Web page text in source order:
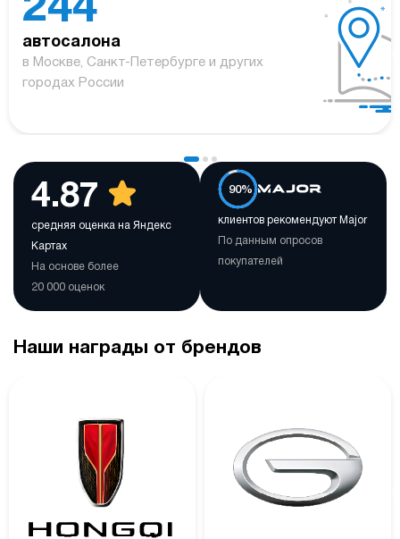
244
автосалона
в Москве, Санкт-Петербурге и других
городах России
4.87
средняя оценка на Яндекс
Картах
На основе более
20 000 оценок
90%
клиентов рекомендуют Major
По данным опросов
покупателей
Наши награды от брендов